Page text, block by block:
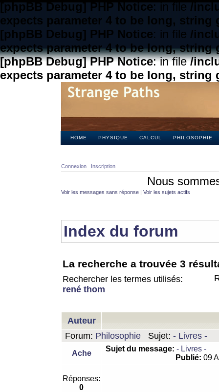
[phpBB Debug] PHP Notice: in file/
expects parameter 4 to be long, string
[phpBB Debug] PHP Notice: in file /
expects parameter 4 to be long, string
[phpBB Debug] PHP Notice: in file/
expects parameter 4 to be long, string
HOME PHYSIQUE CALCUL PHILOSOPHIE
Connexion Inscription
Nous
Voir les messages sans réponse | Voir les sujets actifs
Index du forum
La recherche a trouvée 3
Rechercher les termes utilisés:
rené thom
Auteur
Forum: Philosophie Sujet: - Livres -
Ache
Sujet du message: - Livres -
Publié: 09
Réponses:
0